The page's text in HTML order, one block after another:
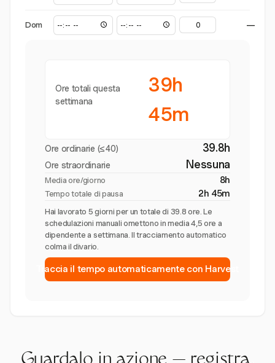
Dom —
Ore totali questa
settimana
39h
45m
Ore ordinarie (≤40) 39.8h
Ore straordinarie Nessuna
Media ore/giorno 8h
Tempo totale di pausa 2h 45m
Hai lavorato 5 giorni per un totale di 39.8 ore. Le
schedulazioni manuali omettono in media 4,5 ore a
dipendente a settimana. Il tracciamento automatico
colma il divario.
Traccia il tempo automaticamente con Harvest